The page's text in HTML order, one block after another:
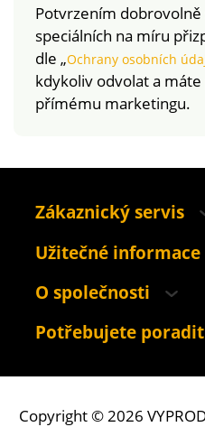
Potvrzením dobrovolně
speciálních na míru
dle „Ochrany osobních
kdykoliv odvolat a
přímému marketingu.
Zákaznický servis
Užitečné informace
O společnosti
Potřebujete poradit
Copyright © 2026